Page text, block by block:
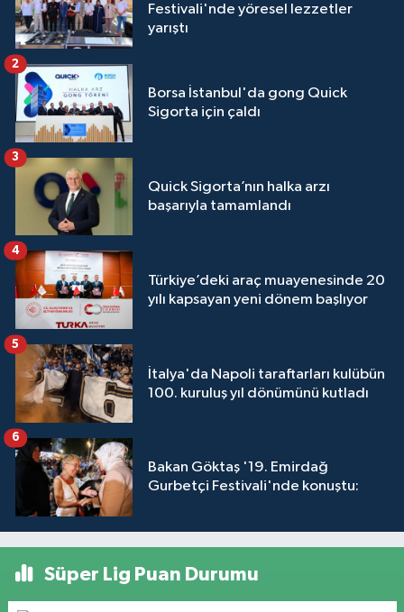
Festivali'nde yöresel lezzetler
yarıştı
Borsa İstanbul'da gong Quick
Sigorta için çaldı
2
Quick Sigorta’nın halka arzı
başarıyla tamamlandı
3
Türkiye’deki araç muayenesinde 20
yılı kapsayan yeni dönem başlıyor
4
İtalya'da Napoli taraftarları kulübün
100. kuruluş yıl dönümünü kutladı
5
Bakan Göktaş '19. Emirdağ
Gurbetçi Festivali'nde konuştu:
6
Süper Lig Puan Durumu